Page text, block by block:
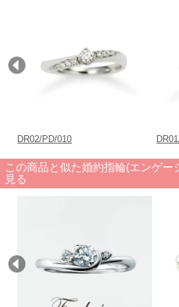
DR02/PD/010
この商品と似た婚約指輪(エンゲー
見る